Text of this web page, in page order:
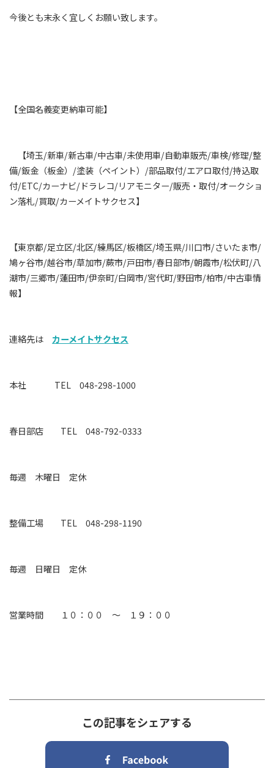
今後とも末永く宜しくお願い致します。
【全国名義変更納車可能】
【埼玉/新車/新古車/中古車/未使用車/自動車販売/車検/修理/整
備/鈑金（板金）/塗装（ペイント）/部品取付/エアロ取付/持込取
付/ETC/カーナビ/ドラレコ/リアモニター/販売・取付/オークショ
ン落札/買取/カーメイトサクセス】
【東京都/足立区/北区/練馬区/板橋区/埼玉県/川口市/さいたま市/
鳩ヶ谷市/越谷市/草加市/蕨市/戸田市/春日部市/朝霞市/松伏町/八
潮市/三郷市/蓮田市/伊奈町/白岡市/宮代町/野田市/柏市/中古車情
報】
連絡先は カーメイトサクセス
本社 TEL 048-298-1000
春日部店 TEL 048-792-0333
毎週 木曜日 定休
整備工場 TEL 048-298-1190
毎週 日曜日 定休
営業時間 １０：００ ～ １９：００
この記事をシェアする